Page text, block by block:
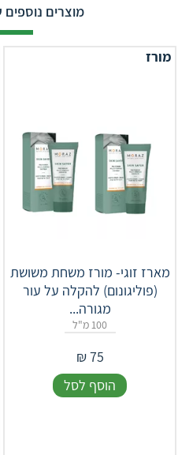
מוצרים נוספים
מורז
מארז זוגי- מורז משחת משושת
(פוליגונום) להקלה על עור
מגורה...
100 מ"ל
75
₪
הוסף לסל